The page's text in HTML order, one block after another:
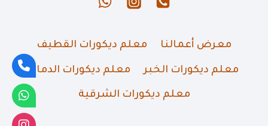
معرض أعمالنا معلم ديكورات القطيف
معلم ديكورات الخبر معلم ديكورات الدمام
معلم ديكورات الشرقية